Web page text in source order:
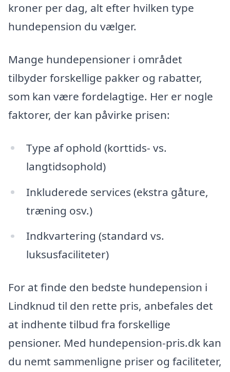
kroner per dag, alt efter hvilken type
hundepension du vælger.
Mange hundepensioner i området
tilbyder forskellige pakker og rabatter,
som kan være fordelagtige. Her er nogle
faktorer, der kan påvirke prisen:
Type af ophold (korttids- vs.
langtidsophold)
Inkluderede services (ekstra gåture,
træning osv.)
Indkvartering (standard vs.
luksusfaciliteter)
For at finde den bedste hundepension i
Lindknud til den rette pris, anbefales det
at indhente tilbud fra forskellige
pensioner. Med hundepension-pris.dk kan
du nemt sammenligne priser og faciliteter,